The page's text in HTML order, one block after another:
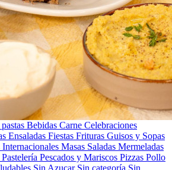
Bebidas Carne Celebraciones
Ensaladas Fiestas Frituras Guisos y Sopas
Internacionales Masas Saladas Mermeladas
Pastelería Pescados y Mariscos Pizzas Pollo
Sin Azucar Sin categoría Sin